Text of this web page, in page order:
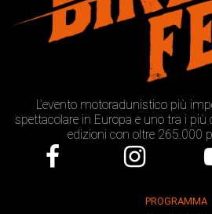
L’evento motoradunistico più
spettacolare in Europa e uno tra i
edizioni con oltre 265.000
PROGRAMMA